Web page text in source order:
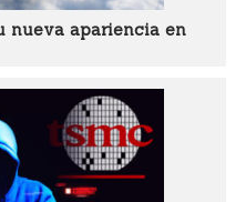
nueva apariencia en